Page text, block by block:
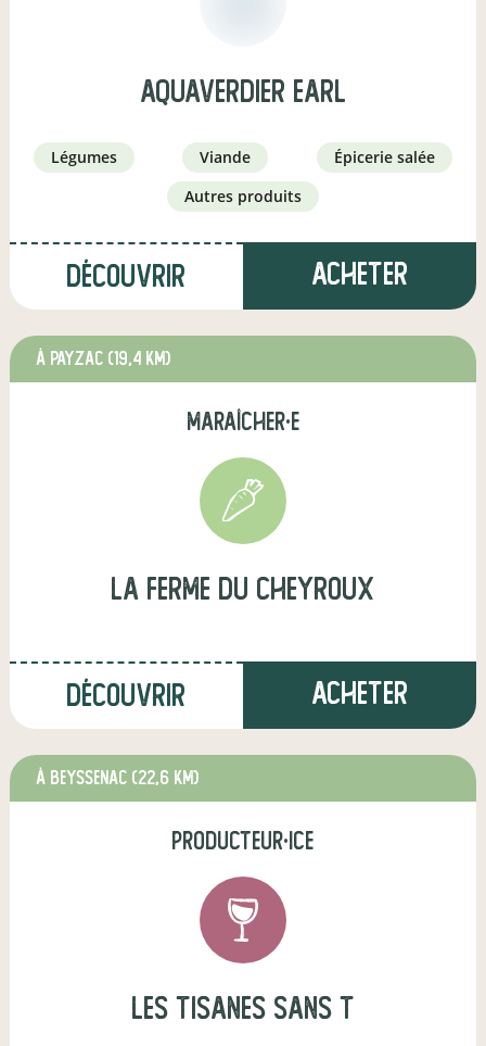
AQUAVERDIER EARL
légumes viande
épicerie salée
autres produits
Découvrir Acheter
à Payzac (19,4 km)
maraîcher·e
La ferme du Cheyroux
Découvrir Acheter
à Beyssenac (22,6 km)
producteur·ice
Les tisanes sans T